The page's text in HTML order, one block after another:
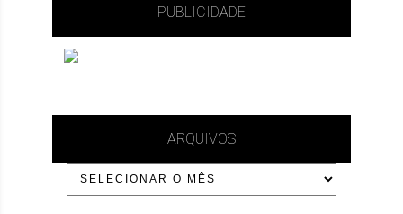
PUBLICIDADE
ARQUIVOS